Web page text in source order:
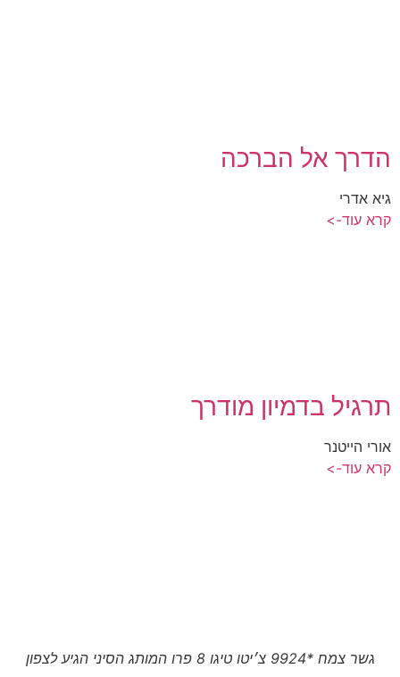
הדרך אל הברכה
גיא אדרי
קרא עוד->
תרגיל בדמיון מודרך
אורי הייטנר
קרא עוד->
גשר צמח *9924 צ׳יטו טיגו 8 פרו המותג הסיני הגיע לצפון